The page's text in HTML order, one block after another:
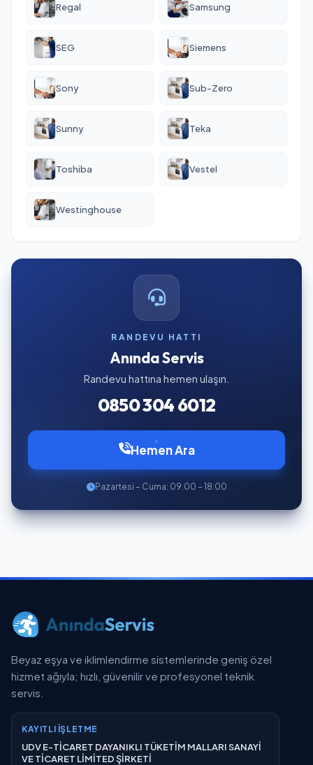
Regal Samsung
SEG Siemens
Sony Sub-Zero
Sunny Teka
Toshiba Vestel
Westinghouse
RANDEVU HATTI
Anında Servis
Randevu hattına hemen ulaşın.
0850 304 6012
Hemen Ara
Pazartesi – Cuma: 09:00 – 18:00
Beyaz eşya ve iklimlendirme sistemlerinde geniş özel
hizmet ağıyla; hızlı, güvenilir ve profesyonel teknik
servis.
KAYITLI İŞLETME
UDV E-TİCARET DAYANIKLI TÜKETİM MALLARI SANAYİ
VE TİCARET LİMİTED ŞİRKETİ